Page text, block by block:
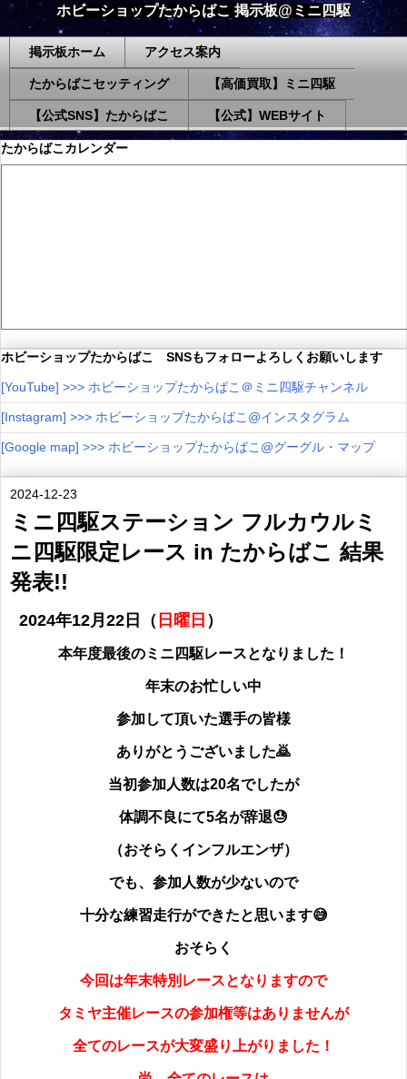
ホビーショップたからばこ 掲示板@ミニ四駆
掲示板ホーム アクセス案内
たからばこセッティング 【高価買取】ミニ四駆
【公式SNS】たからばこ 【公式】WEBサイト
たからばこカレンダー
ホビーショップたからばこ SNSもフォローよろしくお願いします
[YouTube] >>> ホビーショップたからばこ＠ミニ四駆チャンネル
[Instagram] >>> ホビーショップたからばこ@インスタグラム
[Google map] >>> ホビーショップたからばこ@グーグル・マップ
2024-12-23
ミニ四駆ステーション フルカウルミ
ニ四駆限定レース in たからばこ 結果
発表!!
2024年12月22日（ 日曜日 ）
本年度最後のミニ四駆レースとなりました！
年末のお忙しい中
参加して頂いた選手の皆様
ありがとうございました🙇
当初参加人数は20名でしたが
体調不良にて5名が辞退😓
（おそらくインフルエンザ）
でも、参加人数が少ないので
十分な練習走行ができたと思います😅
おそらく
今回は年末特別レースとなりますので
タミヤ主催レースの参加権等はありませんが
全てのレースが大変盛り上がりました！